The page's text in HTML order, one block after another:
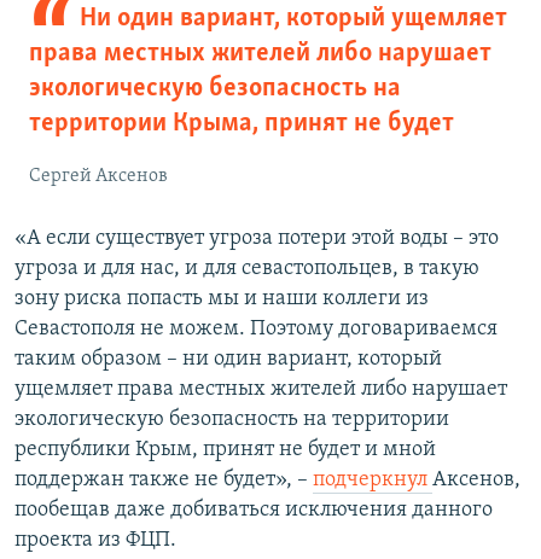
Ни один вариант, который ущемляет
права местных жителей либо нарушает
экологическую безопасность на
территории Крыма, принят не будет
Сергей Аксенов
«А если существует угроза потери этой воды – это
угроза и для нас, и для севастопольцев, в такую
зону риска попасть мы и наши коллеги из
Севастополя не можем. Поэтому договариваемся
таким образом –​ ни один вариант, который
ущемляет права местных жителей либо нарушает
экологическую безопасность на территории
республики Крым, принят не будет и мной
поддержан также не будет», – подчеркнул Аксенов,
пообещав даже добиваться исключения данного
проекта из ФЦП.